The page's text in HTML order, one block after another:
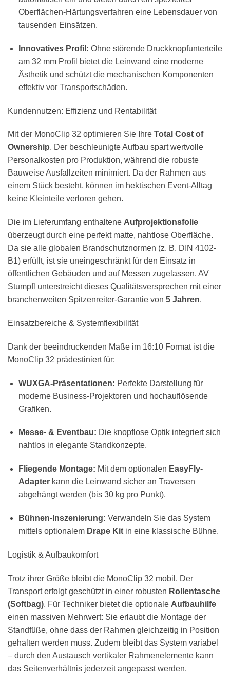
Oberflächen-Härtungsverfahren eine Lebensdauer von
tausenden Einsätzen.
Innovatives Profil: Ohne störende Druckknopfunterteile
am 32 mm Profil bietet die Leinwand eine moderne
Ästhetik und schützt die mechanischen Komponenten
effektiv vor Transportschäden.
Kundennutzen: Effizienz und Rentabilität
Mit der MonoClip 32 optimieren Sie Ihre Total Cost of
Ownership. Der beschleunigte Aufbau spart wertvolle
Personalkosten pro Produktion, während die robuste
Bauweise Ausfallzeiten minimiert. Da der Rahmen aus
einem Stück besteht, können im hektischen Event-Alltag
keine Kleinteile verloren gehen.
Die im Lieferumfang enthaltene Aufprojektionsfolie
überzeugt durch eine perfekt matte, nahtlose Oberfläche.
Da sie alle globalen Brandschutznormen (z. B. DIN 4102-
B1) erfüllt, ist sie uneingeschränkt für den Einsatz in
öffentlichen Gebäuden und auf Messen zugelassen. AV
Stumpfl unterstreicht dieses Qualitätsversprechen mit einer
branchenweiten Spitzenreiter-Garantie von 5 Jahren.
Einsatzbereiche & Systemflexibilität
Dank der beeindruckenden Maße im 16:10 Format ist die
MonoClip 32 prädestiniert für:
WUXGA-Präsentationen: Perfekte Darstellung für
moderne Business-Projektoren und hochauflösende
Grafiken.
Messe- & Eventbau: Die knopflose Optik integriert sich
nahtlos in elegante Standkonzepte.
Fliegende Montage: Mit dem optionalen EasyFly-
Adapterkann die Leinwand sicher an Traversen
abgehängt werden (bis 30 kg pro Punkt).
Bühnen-Inszenierung: Verwandeln Sie das System
mittels optionalem Drape Kitin eine klassische Bühne.
Logistik & Aufbaukomfort
Trotz ihrer Größe bleibt die MonoClip 32 mobil. Der
Transport erfolgt geschützt in einer robusten Rollentasche
(Softbag). Für Techniker bietet die optionale Aufbauhilfe
einen massiven Mehrwert: Sie erlaubt die Montage der
Standfüße, ohne dass der Rahmen gleichzeitig in Position
gehalten werden muss. Zudem bleibt das System variabel
– durch den Austausch vertikaler Rahmenelemente kann
das Seitenverhältnis jederzeit angepasst werden.